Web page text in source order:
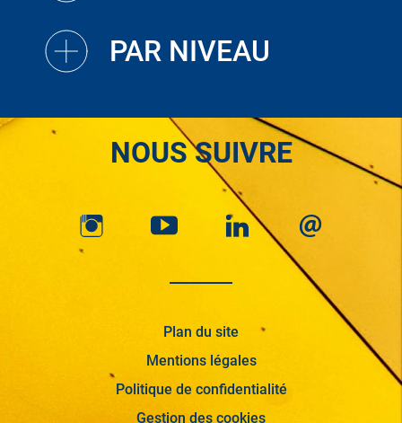
PAR NIVEAU
NOUS SUIVRE
Plan du site
Mentions légales
Politique de confidentialité
Gestion des cookies